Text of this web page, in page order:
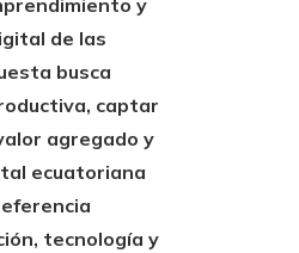
y
de las
busca
captar
agregado y
ecuatoriana
tecnología y